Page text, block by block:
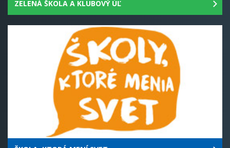
ŠKOLA, KTORÁ MENÍ SVET